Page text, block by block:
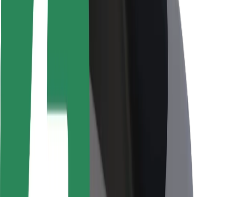
Città
Posizioni
Soluzioni Per la Città
Aeroporti
Stazioni di ricarica
Supporto